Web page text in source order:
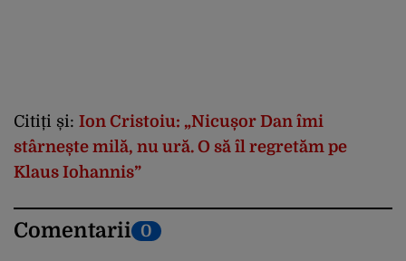
Citiți și: Ion Cristoiu: „Nicușor Dan îmi
stârnește milă, nu ură. O să îl regretăm pe
Klaus Iohannis”
Comentarii 0